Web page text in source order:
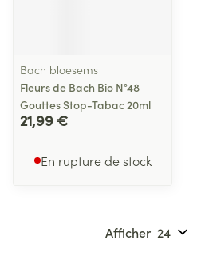
Bach bloesems
Fleurs de Bach Bio N°48
Gouttes Stop-Tabac 20ml
21,99 €
En rupture de stock
Afficher